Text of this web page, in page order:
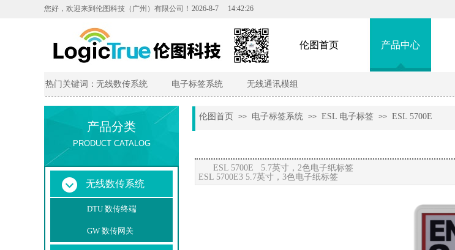
您好，欢迎来到伦图科技（广州）有限公司 ！ 2026-8-7 14:42:26
伦图首页 产品中心
热门关键词：无线数传系统 电子标签系统 无线通讯模组
伦图首页 >> 电子标签系统 >> ESL 电子标签 >> ESL 5700E
产品分类
PRODUCT CATALOG
ESL 5700E 5.7英寸，2色电子纸标签
ESL 5700E3 5.7英寸，3色电子纸标签
无线数传系统
DTU 数传终端
GW 数传网关